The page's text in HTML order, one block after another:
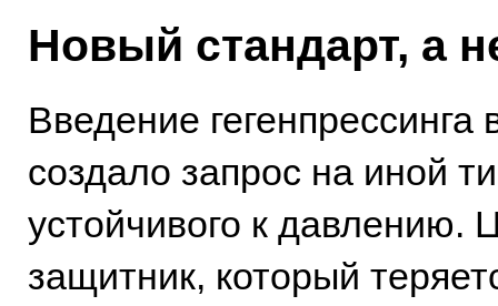
Новый стандарт, а
Введение гегенпрессинга
создало запрос на иной
устойчивого к давлению.
защитник, который